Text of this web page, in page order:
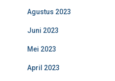
Agustus 2023
Juni 2023
Mei 2023
April 2023